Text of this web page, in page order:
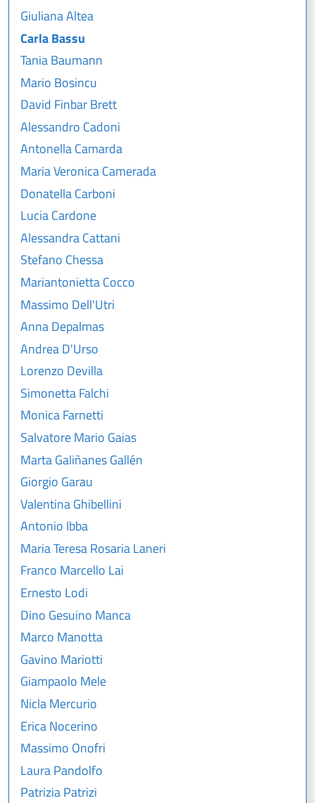
Giuliana Altea
Carla Bassu
Tania Baumann
Mario Bosincu
David Finbar Brett
Alessandro Cadoni
Antonella Camarda
Maria Veronica Camerada
Donatella Carboni
Lucia Cardone
Alessandra Cattani
Stefano Chessa
Mariantonietta Cocco
Massimo Dell'Utri
Anna Depalmas
Andrea D'Urso
Lorenzo Devilla
Simonetta Falchi
Monica Farnetti
Salvatore Mario Gaias
Marta Galiñanes Gallén
Giorgio Garau
Valentina Ghibellini
Antonio Ibba
Maria Teresa Rosaria Laneri
Franco Marcello Lai
Ernesto Lodi
Dino Gesuino Manca
Marco Manotta
Gavino Mariotti
Giampaolo Mele
Nicla Mercurio
Erica Nocerino
Massimo Onofri
Laura Pandolfo
Patrizia Patrizi